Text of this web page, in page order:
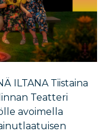
ILTANA Tiistaina
Teatteri
avoimella